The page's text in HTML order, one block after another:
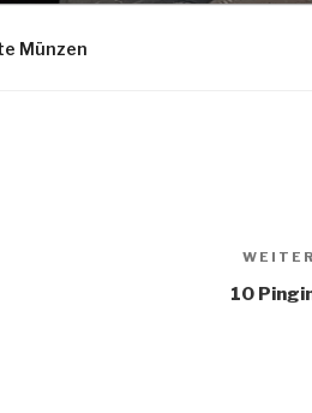
Münzen
WEITER
10